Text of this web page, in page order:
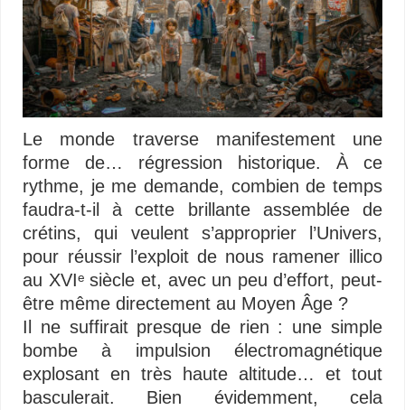
Le monde traverse manifestement une
forme de… régression historique. À ce
rythme, je me demande, combien de temps
faudra-t-il à cette brillante assemblée de
crétins, qui veulent s’approprier l’Univers,
pour réussir l’exploit de nous ramener illico
au XVIᵉ siècle et, avec un peu d’effort, peut-
être même directement au Moyen Âge ?
Il ne suffirait presque de rien : une simple
bombe à impulsion électromagnétique
explosant en très haute altitude… et tout
basculerait. Bien évidemment, cela